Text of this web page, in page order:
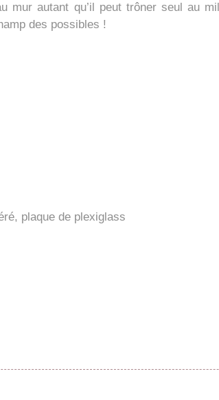
mur autant qu’il peut trôner seul au
des possibles !
plaque de plexiglass